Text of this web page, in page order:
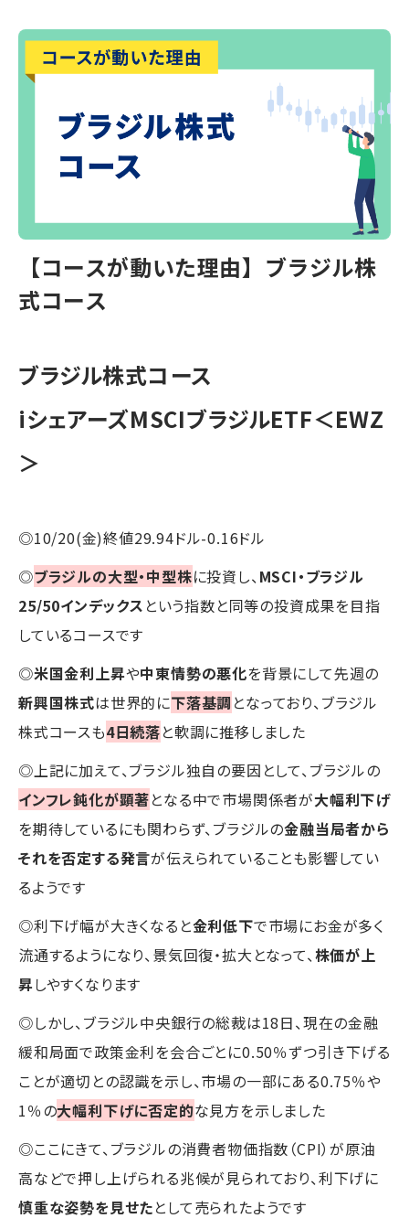
【コースが動いた理由】ブラジル株
式コース
ブラジル株式コース
iシェアーズMSCIブラジルETF＜EWZ
＞
◎10/20(金)終値29.94ドル-0.16ドル
◎ブラジルの大型・中型株に投資し、 MSCI・ブラジル
25/50インデックス という指数と同等の投資成果を目指
しているコースです
◎米国金利上昇や中東情勢の悪化を背景にして先週の
新興国株式は世界的に下落基調 となっており、ブラジル
株式コースも4日続落と軟調に推移しました
◎上記に加えて、ブラジル独自の要因として、ブラジルの
インフレ鈍化が顕著となる中で市場関係者が大幅利下げ
を期待しているにも関わらず、ブラジルの金融当局者から
それを否定する発言が伝えられていることも影響してい
るようです
◎利下げ幅が大きくなると金利低下で市場にお金が多く
流通するようになり、景気回復・拡大となって、株価が上
昇しやすくなります
◎しかし、ブラジル中央銀行の総裁は18日、現在の金融
緩和局面で政策金利を会合ごとに0.50％ずつ引き下げる
ことが適切との認識を示し、市場の一部にある0.75％や
1％の大幅利下げに否定的な見方を示しました
◎ここにきて、ブラジルの消費者物価指数（CPI）が原油
高などで押し上げられる兆候が見られており、利下げに
慎重な姿勢を見せたとして売られたようです